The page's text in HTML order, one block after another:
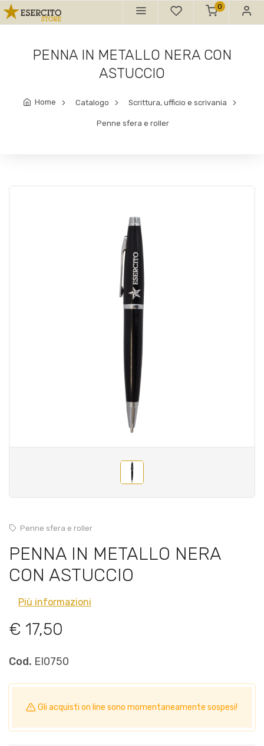
0
PENNA IN METALLO NERA CON
ASTUCCIO
Home Catalogo Scrittura, ufficio e scrivania
Penne sfera e roller
Penne sfera e roller
PENNA IN METALLO NERA
CON ASTUCCIO
Più informazioni
€ 17,50
Cod. EI0750
Gli acquisti on line sono momentaneamente sospesi!